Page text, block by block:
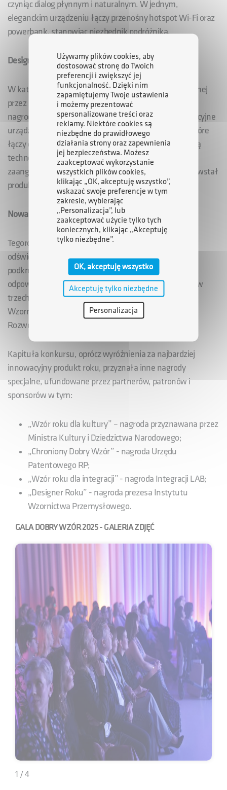
czyniąc dialog płynnym i naturalnym. W jednym,
eleganckim urządzeniu łączy przenośny hotspot Wi-Fi oraz
powerbank, stanowiąc niezbędnik podróżnika.
Design bez barier
W kategorii „Wzór Roku dla Kultury 2025”, przyznawanej
przez Ministra Kultury i Dziedzictwa Narodowego,
nagrodzono notatnik brajlowski BraillePen24 - innowacyjne
urządzenie dla osób niewidomych i słabowidzących, które
łączy elegancki design z funkcjonalnością i nowoczesną
technologią. Dzięki metodzie Design Thinking,
zaangażowaniu użytkowników w proces tworzenia powstał
produkt, który jest intuicyjny, dostępny i estetyczny.
Nowa formuła i kategorie
Tegoroczna edycja to konkurs w nowej formule - z
odświeżonymi kategoriami i kryteriami oceny,
podkreślającymi znaczenie innowacyjności, jakości i
odpowiedzialnego projektowania. Nagrody przyznano w
trzech głównych obszarach: Wzornictwo Produktowe,
Wzornictwo Systemów Wizualnych oraz Wzornictwo:
Rozwój i Promocja.
Kapituła konkursu, oprócz wyróżnienia za najbardziej
innowacyjny produkt roku, przyznała inne nagrody
specjalne, ufundowane przez partnerów, patronów i
sponsorów w tym:
„Wzór roku dla kultury” – nagroda przyznawana przez
Ministra Kultury i Dziedzictwa Narodowego;
„Chroniony Dobry Wzór” - nagroda Urzędu
Patentowego RP;
„Wzór roku dla integracji” - nagroda Integracji LAB;
„Designer Roku” - nagroda prezesa Instytutu
Wzornictwa Przemysłowego.
GALA DOBRY WZÓR 2025 - GALERIA ZDJĘĆ
1 / 4
Używamy plików cookies, aby
dostosować stronę do Twoich
preferencji i zwiększyć jej
funkcjonalność. Dzięki nim
zapamiętujemy Twoje ustawienia
i możemy prezentować
spersonalizowane treści oraz
reklamy. Niektóre cookies są
niezbędne do prawidłowego
działania strony oraz zapewnienia
jej bezpieczeństwa. Możesz
zaakceptować wykorzystanie
wszystkich plików cookies,
klikając „OK, akceptuję wszystko”,
wskazać swoje preferencje w tym
zakresie, wybierając
„Personalizacja”, lub
zaakceptować użycie tylko tych
koniecznych, klikając „Akceptuję
tylko niezbędne”.
OK, akceptuję wszystko
Akceptuję tylko niezbędne
Personalizacja